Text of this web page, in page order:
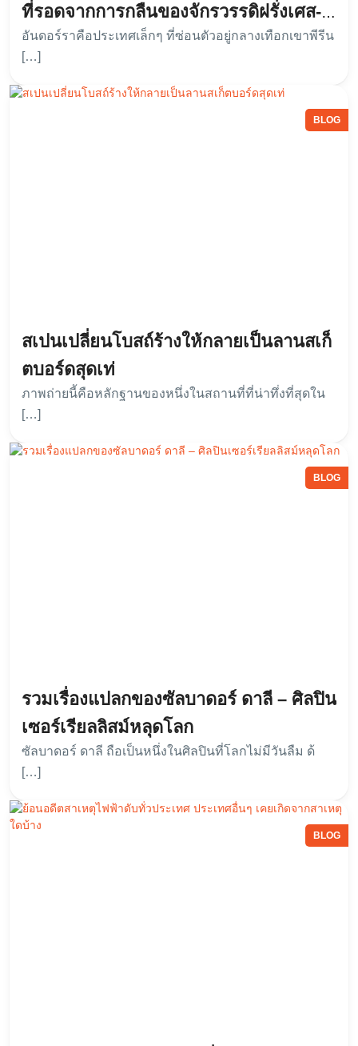
ที่รอดจากการกลืนของจักรวรรดิฝรั่งเศส-
สเปน ฉบับย่อ
อันดอร์ราคือประเทศเล็กๆ ที่ซ่อนตัวอยู่กลางเทือกเขาพีรีน
[…]
BLOG
สเปนเปลี่ยนโบสถ์ร้างให้กลายเป็นลานสเก็
ตบอร์ดสุดเท่
ภาพถ่ายนี้คือหลักฐานของหนึ่งในสถานที่ที่น่าทึ่งที่สุดใน
[…]
BLOG
รวมเรื่องแปลกของซัลบาดอร์ ดาลี – ศิลปิน
เซอร์เรียลลิสม์หลุดโลก
ซัลบาดอร์ ดาลี ถือเป็นหนึ่งในศิลปินที่โลกไม่มีวันลืม ด้
[…]
BLOG